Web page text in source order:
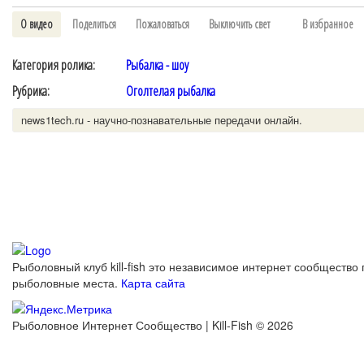
О видео Поделиться Пожаловаться Выключить свет В избранное
Категория ролика:
Рыбалка - шоу
Рубрика:
Оголтелая рыбалка
news1tech.ru - научно-познавательные передачи онлайн.
Рыболовный клуб kill-fish это независимое интернет сообщество
рыболовные места. Карта сайта
Рыболовное Интернет Сообщество | Kill-Fish © 2026